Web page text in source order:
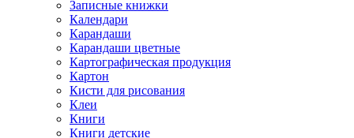
Записные книжки
Календари
Карандаши
Карандаши цветные
Картографическая продукция
Картон
Кисти для рисования
Клеи
Книги
Книги детские